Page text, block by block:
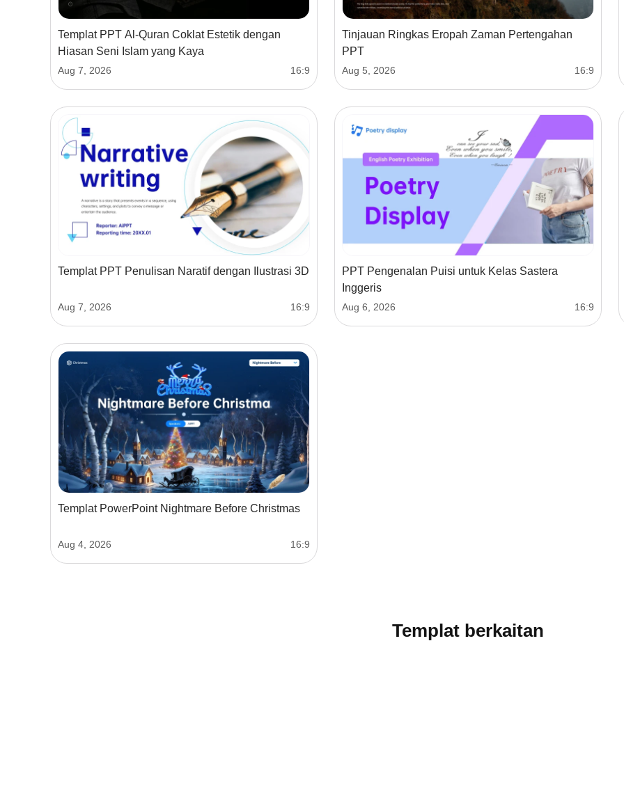
Templat PPT Al-Quran Coklat Estetik dengan
Hiasan Seni Islam yang Kaya
Aug 7, 2026 16:9
Tinjauan Ringkas Eropah Zaman Pertengahan
PPT
Aug 5, 2026 16:9
Templat PPT Penulisan Naratif dengan Ilustrasi 3D
Aug 7, 2026 16:9
PPT Pengenalan Puisi untuk Kelas Sastera
Inggeris
Aug 6, 2026 16:9
Templat PowerPoint Nightmare Before Christmas
Aug 4, 2026 16:9
Templat berkaitan